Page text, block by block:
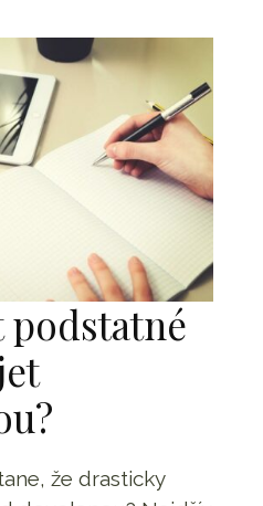
podstatné
že drasticky